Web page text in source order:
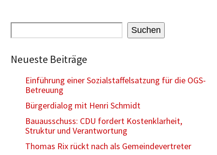
Suchen
Neueste Beiträge
Einführung einer Sozialstaffelsatzung für die OGS-
Betreuung
Bürgerdialog mit Henri Schmidt
Bauausschuss: CDU fordert Kostenklarheit,
Struktur und Verantwortung
Thomas Rix rückt nach als Gemeindevertreter